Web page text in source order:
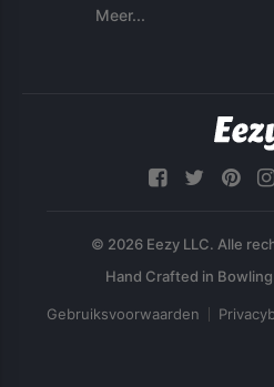
Meer...
© 2026 Eezy LLC. Alle
Gebruiksvoorwaarden